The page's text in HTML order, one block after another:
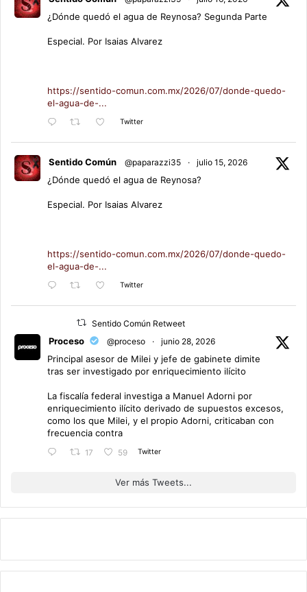
¿Dónde quedó el agua de Reynosa? Segunda Parte
Especial. Por Isaias Alvarez
https://sentido-comun.com.mx/2026/07/donde-quedo-
el-agua-de-...
Twitter
Sentido Común @paparazzi35 · julio 15, 2026
¿Dónde quedó el agua de Reynosa?
Especial. Por Isaias Alvarez
https://sentido-comun.com.mx/2026/07/donde-quedo-
el-agua-de-...
Twitter
Sentido Común Retweet
Proceso @proceso · junio 28, 2026
Principal asesor de Milei y jefe de gabinete dimite
tras ser investigado por enriquecimiento ilícito
La fiscalía federal investiga a Manuel Adorni por
enriquecimiento ilícito derivado de supuestos excesos,
como los que Milei, y el propio Adorni, criticaban con
frecuencia contra
17 59 Twitter
Ver más Tweets...